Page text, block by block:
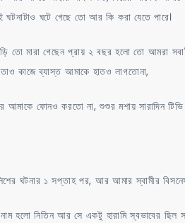
ঘটে গেছে তো আর কি করা যেতে পারে।
মারা গেছেন প্রায় ২ বছর হলো তো আমরা
কাজে ব্যাস্ত আমাকে হাতও লাগতোনা,
আমাকে ফোনও করতো না, শুশুর মশায় সারাদিন
ঘটনার ১ সপ্তাহ পর, আর আমার স্বামীর
হলো নিতিন আর সে একটু হারামি স্বভাবের